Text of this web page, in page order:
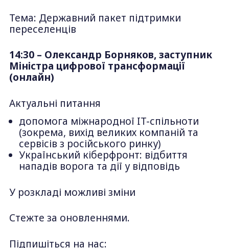
Тема: Державний пакет підтримки
переселенців
14:30 – Олександр Борняков, заступник
Міністра цифрової трансформації
(онлайн)
Актуальні питання
допомога міжнародної IT-спільноти
(зокрема, вихід великих компаній та
сервісів з російського ринку)
Український кіберфронт: відбиття
нападів ворога та дії у відповідь
У розкладі можливі зміни
Стежте за оновленнями.
Підпишіться на нас: